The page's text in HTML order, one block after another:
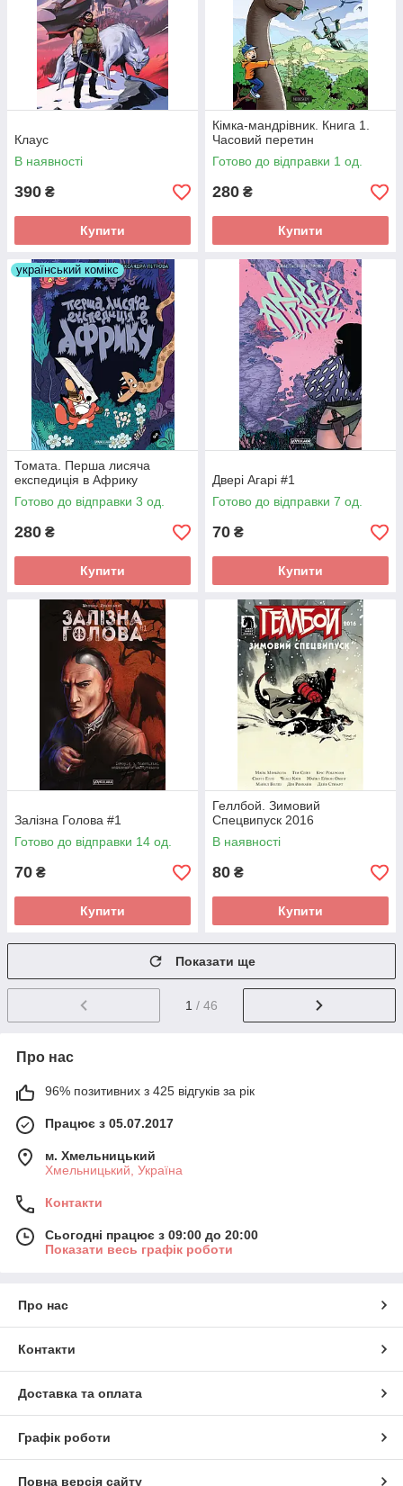
Клаус
В наявності
390 ₴
Купити
Кімка-мандрівник. Книга 1.
Часовий перетин
Готово до відправки 1 од.
280 ₴
Купити
український комікс
Томата. Перша лисяча
експедиція в Африку
Готово до відправки 3 од.
280 ₴
Купити
Двері Агарі #1
Готово до відправки 7 од.
70 ₴
Купити
Залізна Голова #1
Готово до відправки 14 од.
70 ₴
Купити
Геллбой. Зимовий
Спецвипуск 2016
В наявності
80 ₴
Купити
Показати ще
1 / 46
Про нас
96% позитивних з 425 відгуків за рік
Працює з 05.07.2017
м. Хмельницький
Хмельницький, Україна
Контакти
Сьогодні працює з 09:00 до 20:00
Показати весь графік роботи
Про нас
Контакти
Доставка та оплата
Графік роботи
Повна версія сайту